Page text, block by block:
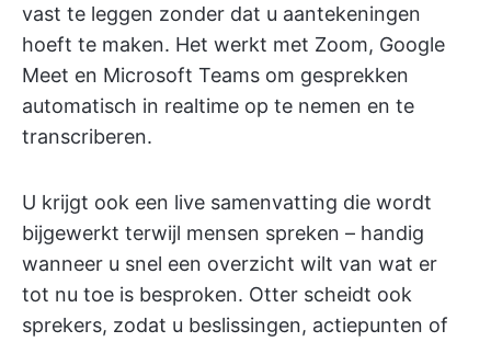
vast te leggen zonder dat u aantekeningen
hoeft te maken. Het werkt met Zoom, Google
Meet en Microsoft Teams om gesprekken
automatisch in realtime op te nemen en te
transcriberen.
U krijgt ook een live samenvatting die wordt
bijgewerkt terwijl mensen spreken – handig
wanneer u snel een overzicht wilt van wat er
tot nu toe is besproken. Otter scheidt ook
sprekers, zodat u beslissingen, actiepunten of